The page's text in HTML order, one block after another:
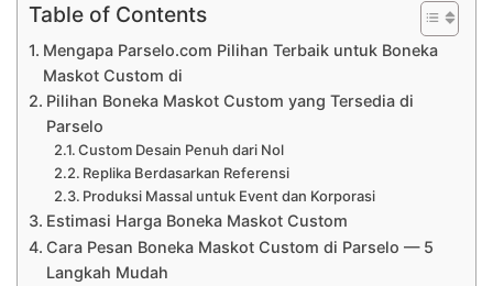
Table of Contents
Mengapa Parselo.com Pilihan Terbaik untuk Boneka
Maskot Custom di
Pilihan Boneka Maskot Custom yang Tersedia di
Parselo
Custom Desain Penuh dari Nol
Replika Berdasarkan Referensi
Produksi Massal untuk Event dan Korporasi
Estimasi Harga Boneka Maskot Custom
Cara Pesan Boneka Maskot Custom di Parselo — 5
Langkah Mudah